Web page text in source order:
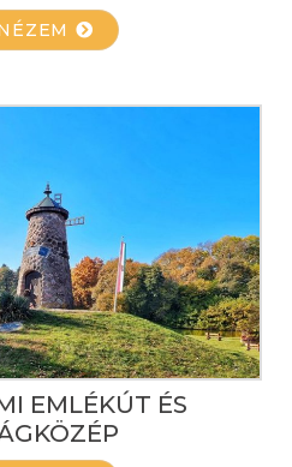
EMLÉKÚT ÉS